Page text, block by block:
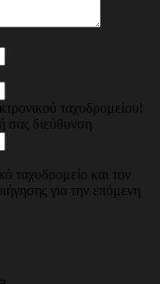
ταχυδρομείου!
σας διεύθυνση
ταχυδρομείο και τον
για την επόμενη